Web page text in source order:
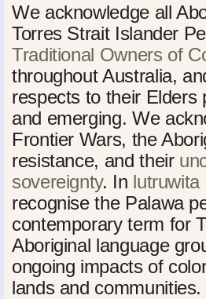
We acknowledge all
Torres Strait Islander
Traditional Owners of
throughout Australia,
respects to their Elders
and emerging. We
Frontier Wars, the
resistance, and their
sovereignty. In lutruwita
recognise the Palawa
contemporary term for
Aboriginal language
ongoing impacts of
lands and communities.